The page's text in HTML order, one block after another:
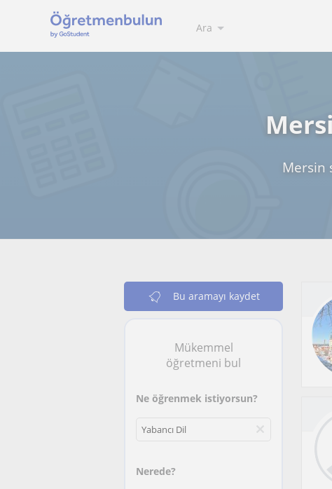
Ara
Mersin
Bu aramayı kaydet
Mükemmel
öğretmeni bul
Ne öğrenmek istiyorsun?
Nerede?